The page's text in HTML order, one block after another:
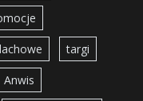
targi
Anwis